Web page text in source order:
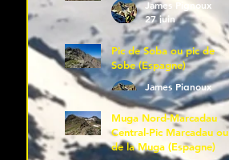
James Pignoux
27 juin
Pic de Soba ou pic de
Sobe (Espagne)
James Pignoux
25 juin
Muga Nord-Marcadau
Central-Pic Marcadau ou
de la Muga (Espagne)